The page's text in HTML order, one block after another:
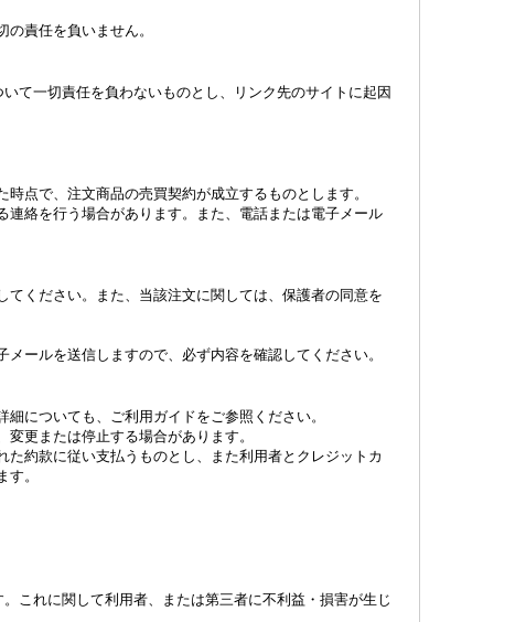
責任を負いません。
て一切責任を負わないものとし、リンク先のサイトに起因
点で、注文商品の売買契約が成立するものとします。
絡を行う場合があります。また、電話または電子メール
ください。また、当該注文に関しては、保護者の同意を
ールを送信しますので、必ず内容を確認してください。
についても、ご利用ガイドをご参照ください。
更または停止する場合があります。
約款に従い支払うものとし、また利用者とクレジットカ
。
これに関して利用者、または第三者に不利益・損害が生じ